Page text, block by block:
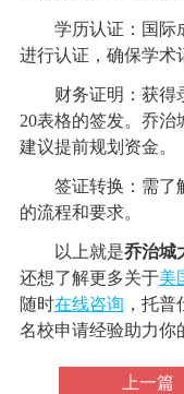
学历认证：国际成
进行认证，确保学术
财务证明：获得录
20表格的签发。乔治
建议提前规划资金。
签证转换：需了解
的流程和要求。
以上就是乔治城
还想了解更多关于美
随时在线咨询 ，托
名校申请经验助力你
上一篇